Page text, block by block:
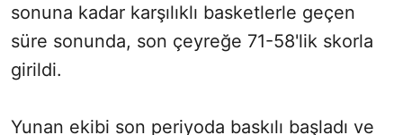
sonuna kadar karşılıklı basketlerle geçen
süre sonunda, son çeyreğe 71-58'lik skorla
girildi.
Yunan ekibi son periyoda baskılı başladı ve